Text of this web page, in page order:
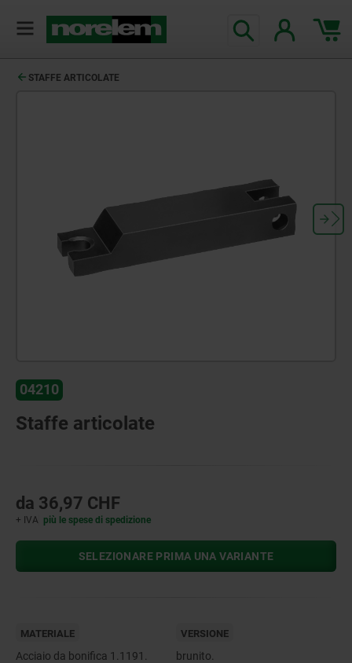
STAFFE ARTICOLATE
04210
Staffe articolate
da 36,97 CHF
+ IVA più le spese di spedizione
SELEZIONARE PRIMA UNA VARIANTE
MATERIALE
Acciaio da bonifica 1.1191.
VERSIONE
brunito.